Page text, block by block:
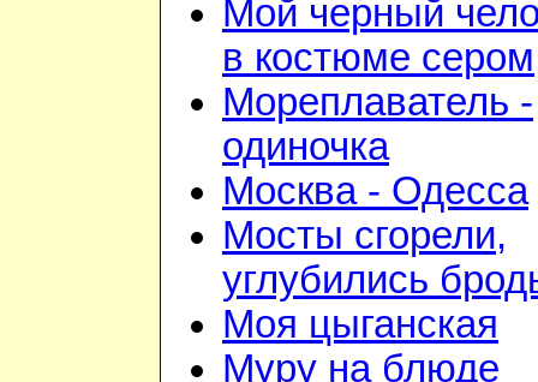
Мой черный
в костюме сером
Мореплаватель -
одиночка
Москва - Одесса
Мосты сгорели,
углубились
Моя цыганская
Муру на блюде